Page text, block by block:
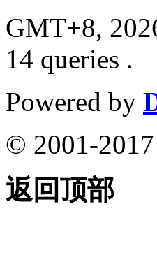
GMT+8,
14 queries .
Powered by
© 2001-2017
返回顶部